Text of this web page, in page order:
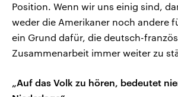
Position. Wenn wir uns einig sind,
weder die Amerikaner noch andere
ein Grund dafür, die deutsch-
Zusammenarbeit immer weiter zu
„Auf das Volk zu hören, bedeutet